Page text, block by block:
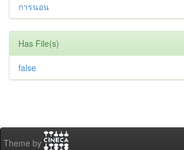
การนอน
Has File(s)
false
Theme by